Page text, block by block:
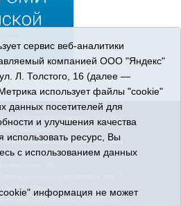
«Ишимская правда». 16+. Все
защищены.
материалов ссылка обязательна.
Тюменская область, г. Ишим, ул.
(34551) 23814
почты:
IshimPravda-1@obl72.ru
сервис веб-аналитики
компанией ООО "Яндекс"
Л. Толстого, 16 (далее —
использует файлы "cookie"
данных посетителей для
и улучшения качества
ресурс, Вы
с использованием данных
информация не может